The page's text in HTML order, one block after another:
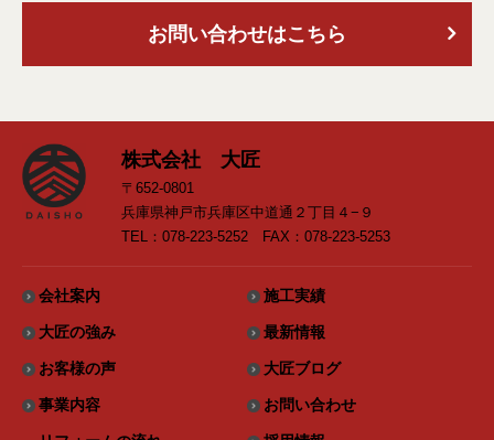
お問い合わせはこちら
株式会社 大匠
〒652-0801
兵庫県神戸市兵庫区中道通２丁目４−９
TEL：078-223-5252 FAX：078-223-5253
会社案内 施工実績
大匠の強み 最新情報
お客様の声 大匠ブログ
事業内容 お問い合わせ